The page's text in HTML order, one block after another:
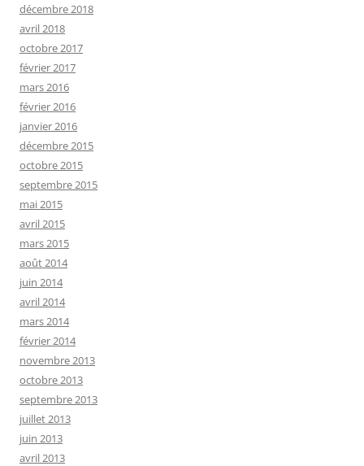
décembre 2018
avril 2018
octobre 2017
février 2017
mars 2016
février 2016
janvier 2016
décembre 2015
octobre 2015
septembre 2015
mai 2015
avril 2015
mars 2015
août 2014
juin 2014
avril 2014
mars 2014
février 2014
novembre 2013
octobre 2013
septembre 2013
juillet 2013
juin 2013
avril 2013